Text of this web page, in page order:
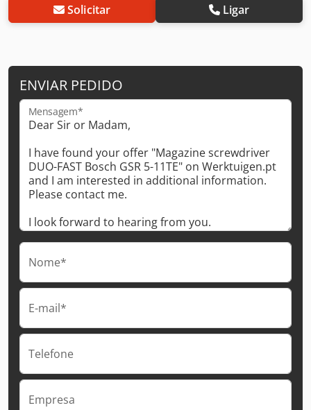
Solicitar Ligar
ENVIAR PEDIDO
Mensagem*
Nome*
E-mail*
Telefone
Empresa